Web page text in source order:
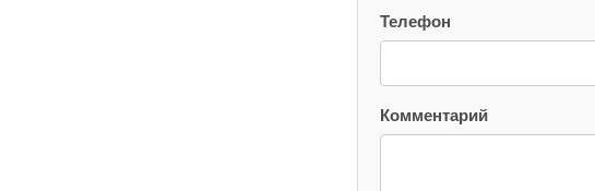
Телефон
Комментарий